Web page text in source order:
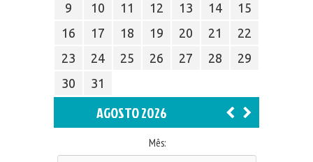
9
10 11 12 13 14
15
16
17 18 19 20 21
22
23
24 25 26 27 28
29
30
31
AGOSTO 2026
Mês: